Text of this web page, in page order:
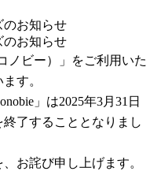
のお知らせ
のお知らせ
ノビー）」をご利用いた
す。
」は2025年3月31日
終了することとなりまし
お詫び申し上げます。